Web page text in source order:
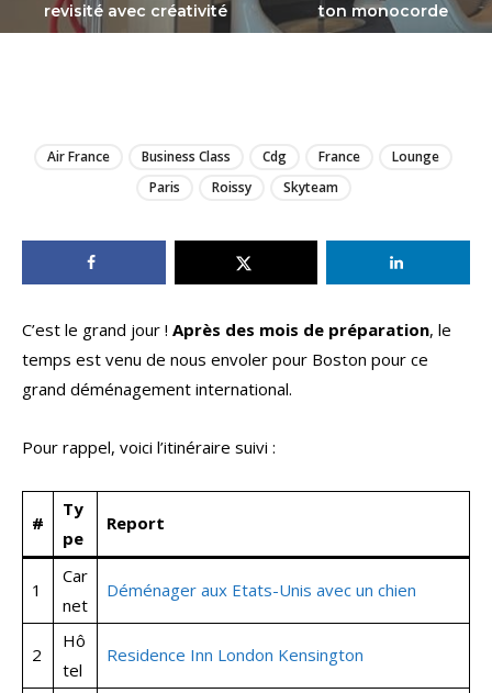
revisité avec créativité
ton monocorde
Air France Business Class Cdg France
Lounge
Paris
Roissy Skyteam
C’est le grand jour ! Après des mois de préparation, le
temps est venu de nous envoler pour Boston pour ce
grand déménagement international.
Pour rappel, voici l’itinéraire suivi :
#
Ty
pe
Report
1
Car
net
Déménager aux Etats-Unis avec un chien
2
Hô
tel
Residence Inn London Kensington